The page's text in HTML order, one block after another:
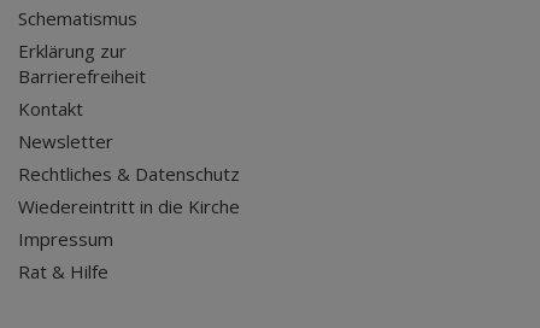
Schematismus
Erklärung zur
Barrierefreiheit
Kontakt
Newsletter
Rechtliches & Datenschutz
Wiedereintritt in die Kirche
Impressum
Rat & Hilfe